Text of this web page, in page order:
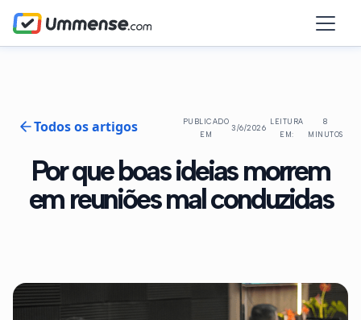
Todos os artigos
PUBLICADO
EM
3/6/2026
LEITURA
EM:
8
MINUTOS
Por que boas ideias morrem
em reuniões mal conduzidas